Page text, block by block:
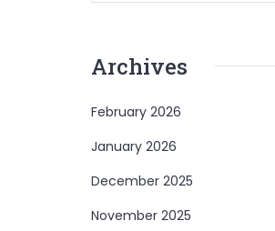
Archives
February 2026
January 2026
December 2025
November 2025